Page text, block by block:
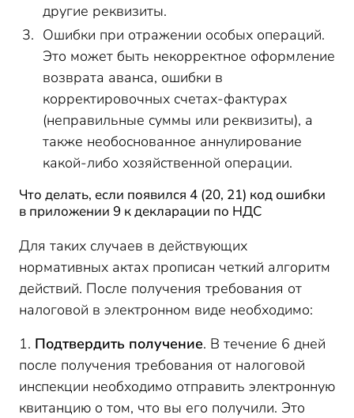
другие реквизиты.
Ошибки при отражении особых операций.
Это может быть некорректное оформление
возврата аванса, ошибки в
корректировочных счетах-фактурах
(неправильные суммы или реквизиты), а
также необоснованное аннулирование
какой-либо хозяйственной операции.
Что делать, если появился 4 (20, 21) код ошибки
в приложении 9 к декларации по НДС
Для таких случаев в действующих
нормативных актах прописан четкий алгоритм
действий. После получения требования от
налоговой в электронном виде необходимо:
1. Подтвердить получение. В течение 6 дней
после получения требования от налоговой
инспекции необходимо отправить электронную
квитанцию о том, что вы его получили. Это